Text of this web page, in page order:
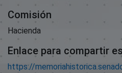
Comisión
Hacienda
Enlace para compartir
https://